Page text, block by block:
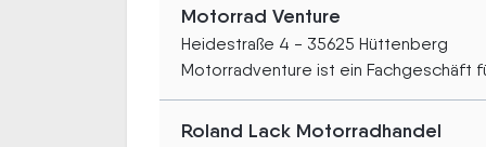
Motorrad Venture
Heidestraße 4 - 35625 Hüttenberg
Motorradventure ist ein Fachgeschäft
Roland Lack Motorradhandel